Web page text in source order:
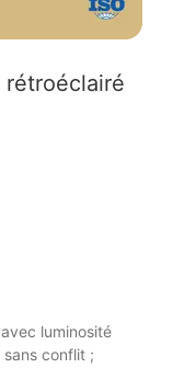
luminosité
sans conflit ;